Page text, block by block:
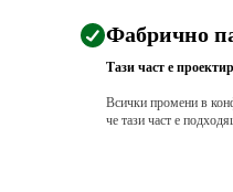
Фабрично
Тази част е
Всички промени в
че тази част е